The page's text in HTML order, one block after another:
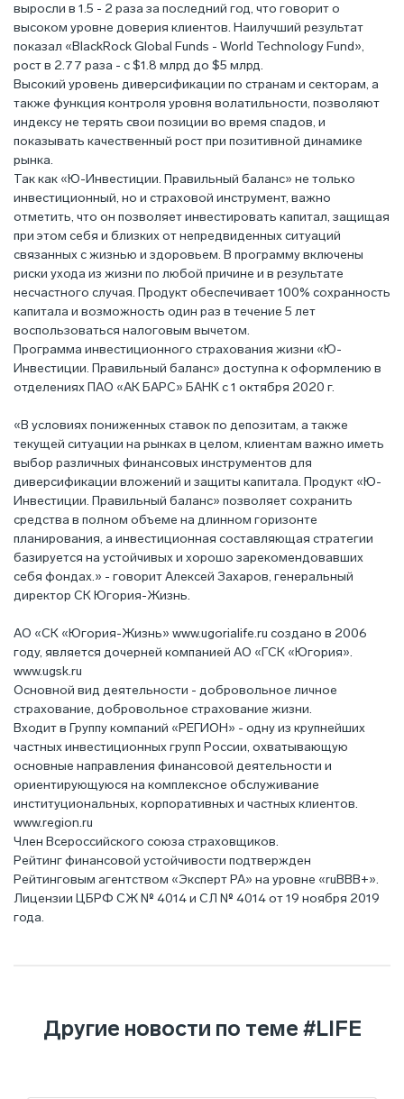
выросли в 1.5 - 2 раза за последний год, что говорит о
высоком уровне доверия клиентов. Наилучший результат
показал «BlackRock Global Funds - World Technology Fund»,
рост в 2.77 раза - с $1.8 млрд до $5 млрд.
Высокий уровень диверсификации по странам и секторам, а
также функция контроля уровня волатильности, позволяют
индексу не терять свои позиции во время спадов, и
показывать качественный рост при позитивной динамике
рынка.
Так как «Ю-Инвестиции. Правильный баланс» не только
инвестиционный, но и страховой инструмент, важно
отметить, что он позволяет инвестировать капитал, защищая
при этом себя и близких от непредвиденных ситуаций
связанных с жизнью и здоровьем. В программу включены
риски ухода из жизни по любой причине и в результате
несчастного случая. Продукт обеспечивает 100% сохранность
капитала и возможность один раз в течение 5 лет
воспользоваться налоговым вычетом.
Программа инвестиционного страхования жизни «Ю-
Инвестиции. Правильный баланс» доступна к оформлению в
отделениях ПАО «АК БАРС» БАНК с 1 октября 2020 г.
«В условиях пониженных ставок по депозитам, а также
текущей ситуации на рынках в целом, клиентам важно иметь
выбор различных финансовых инструментов для
диверсификации вложений и защиты капитала. Продукт «Ю-
Инвестиции. Правильный баланс» позволяет сохранить
средства в полном объеме на длинном горизонте
планирования, а инвестиционная составляющая стратегии
базируется на устойчивых и хорошо зарекомендовавших
себя фондах.» - говорит Алексей Захаров, генеральный
директор СК Югория-Жизнь.
АО «СК «Югория-Жизнь» www.ugorialife.ru создано в 2006
году, является дочерней компанией АО «ГСК «Югория».
www.ugsk.ru
Основной вид деятельности - добровольное личное
страхование, добровольное страхование жизни.
Входит в Группу компаний «РЕГИОН» - одну из крупнейших
частных инвестиционных групп России, охватывающую
основные направления финансовой деятельности и
ориентирующуюся на комплексное обслуживание
институциональных, корпоративных и частных клиентов.
www.region.ru
Член Всероссийского союза страховщиков.
Рейтинг финансовой устойчивости подтвержден
Рейтинговым агентством «Эксперт РА» на уровне «ruBBB+».
Лицензии ЦБРФ СЖ № 4014 и СЛ № 4014 от 19 ноября 2019
года.
Другие новости по теме #LIFE